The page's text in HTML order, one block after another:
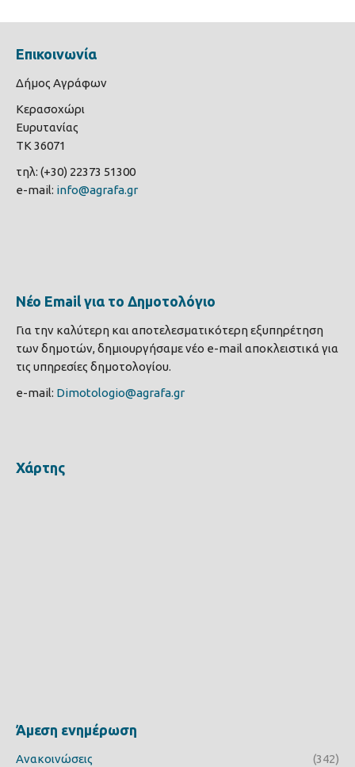
Επικοινωνία
Δήμος Αγράφων
Κερασοχώρι
Ευρυτανίας
ΤΚ 36071
τηλ: (+30) 22373 51300
e-mail: info@agrafa.gr
Νέο Email για το Δημοτολόγιο
Για την καλύτερη και αποτελεσματικότερη εξυπηρέτηση
των δημοτών, δημιουργήσαμε νέο e-mail αποκλειστικά για
τις υπηρεσίες δημοτολογίου.
e-mail: Dimotologio@agrafa.gr
Χάρτης
Άμεση ενημέρωση
Ανακοινώσεις (342)